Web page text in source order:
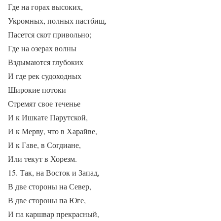
Где на горах высоких,
Укромных, полных пастбищ,
Пасется скот привольно;
Где на озерах волны
Вздымаются глубоких
И где рек судоходных
Широкие потоки
Стремят свое теченье
И к Ишкате Парутской,
И к Мерву, что в Харайве,
И к Гаве, в Согдиане,
Или текут в Хорезм.
15. Так, на Восток и Запад,
В две стороны на Север,
В две стороны па Юге,
И па каршвар прекрасный,